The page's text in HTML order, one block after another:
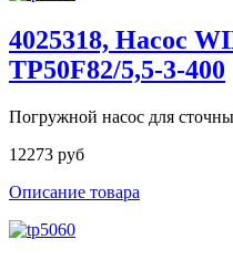
4025318, Насос
TP50F82/5,5-3-400
Погружной насос для
12273 руб
Описание товара